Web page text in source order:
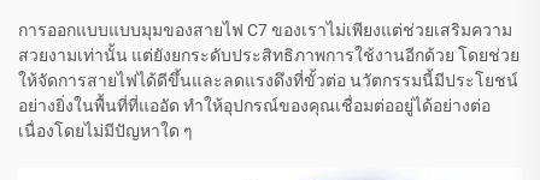
การออกแบบแบบมุมของสายไฟ C7 ของเราไม่เพียงแต่ช่วยเสริมความ
สวยงามเท่านั้น แต่ยังยกระดับประสิทธิภาพการใช้งานอีกด้วย โดยช่วย
ให้จัดการสายไฟได้ดีขึ้นและลดแรงดึงที่ขั้วต่อ นวัตกรรมนี้มีประโยชน์
อย่างยิ่งในพื้นที่ที่แออัด ทำให้อุปกรณ์ของคุณเชื่อมต่ออยู่ได้อย่างต่อ
เนื่องโดยไม่มีปัญหาใด ๆ